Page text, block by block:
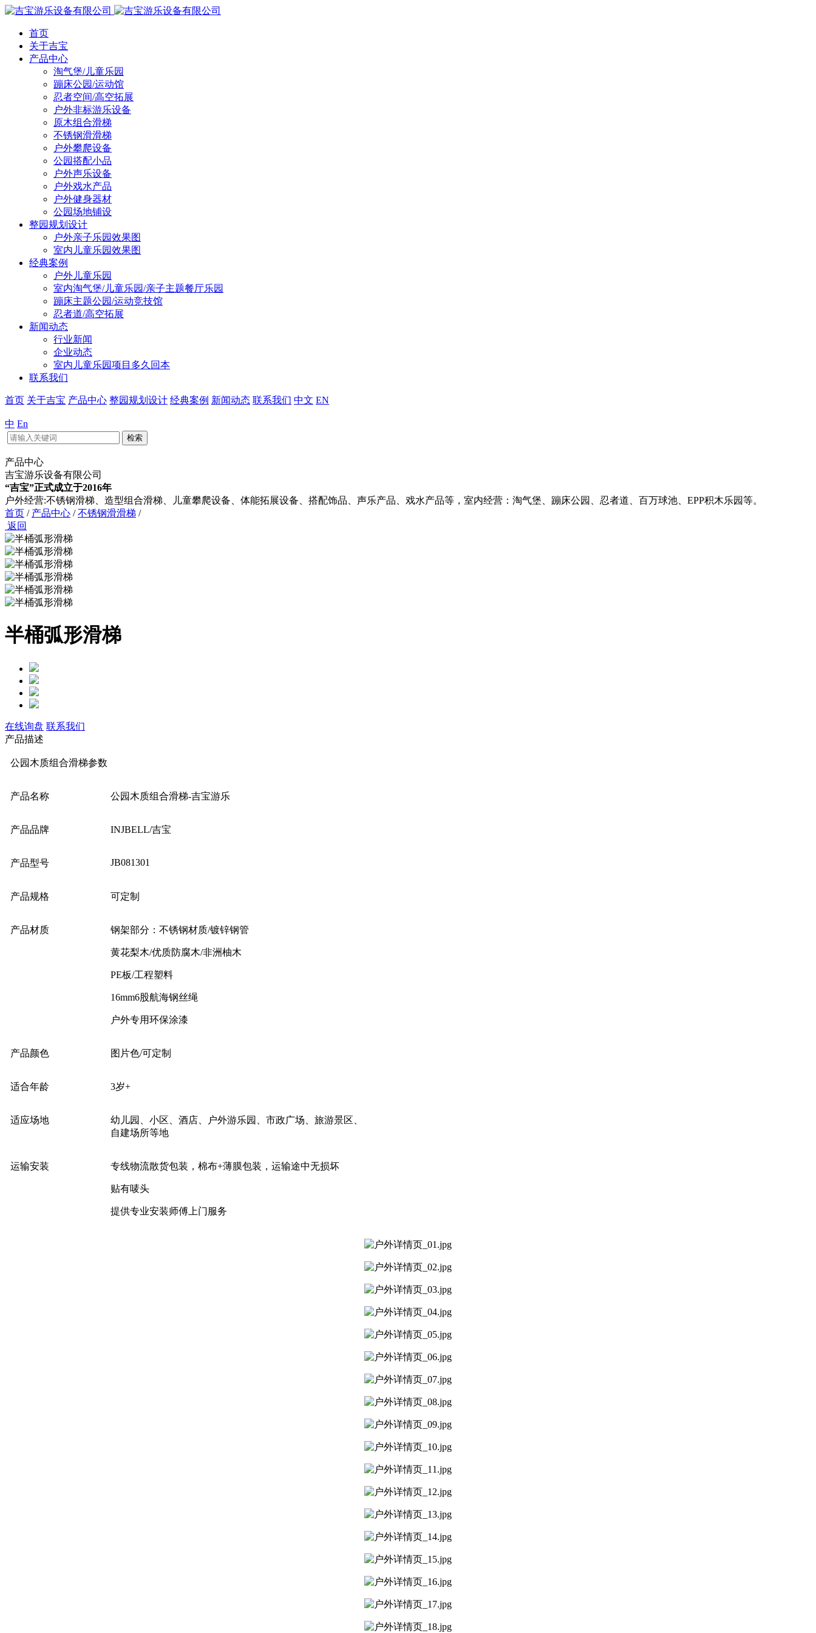
首页
关于吉宝
产品中心
淘气堡/儿童乐园
蹦床公园/运动馆
忍者空间/高空拓展
户外非标游乐设备
原木组合滑梯
不锈钢滑滑梯
户外攀爬设备
公园搭配小品
户外声乐设备
户外戏水产品
户外健身器材
公园场地铺设
整园规划设计
户外亲子乐园效果图
室内儿童乐园效果图
经典案例
户外儿童乐园
室内淘气堡/儿童乐园/亲子主题餐厅乐园
蹦床主题公园/运动竞技馆
忍者道/高空拓展
新闻动态
行业新闻
企业动态
室内儿童乐园项目多久回本
联系我们
首页 关于吉宝 产品中心 整园规划设计 经典案例 新闻动态 联系我们 中文 EN
中 En
检索
产品中心
吉宝游乐设备有限公司
“吉宝”正式成立于2016年
户外经营:不锈钢滑梯、造型组合滑梯、儿童攀爬设备、体能拓展设备、搭配饰品、声乐产品、戏水产品等，室内经营：淘气堡、蹦床公园、忍者道、百万球池、EPP积木乐园等。
首页 / 产品中心 / 不锈钢滑滑梯 /
返回
半桶弧形滑梯
在线询盘 联系我们
产品描述
公园木质组合滑梯参数
产品名称 公园木质组合滑梯-吉宝游乐
产品品牌 INJBELL/吉宝
产品型号 JB081301
产品规格 可定制
产品材质 钢架部分：不锈钢材质/镀锌钢管
黄花梨木/优质防腐木/非洲柚木
PE板/工程塑料
16mm6股航海钢丝绳
户外专用环保涂漆
产品颜色 图片色/可定制
适合年龄 3岁+
适应场地
幼儿园、小区、酒店、户外游乐园、市政广场、旅游景区、
自建场所等地
运输安装 专线物流散货包装，棉布+薄膜包装，运输途中无损坏
贴有唛头
提供专业安装师傅上门服务